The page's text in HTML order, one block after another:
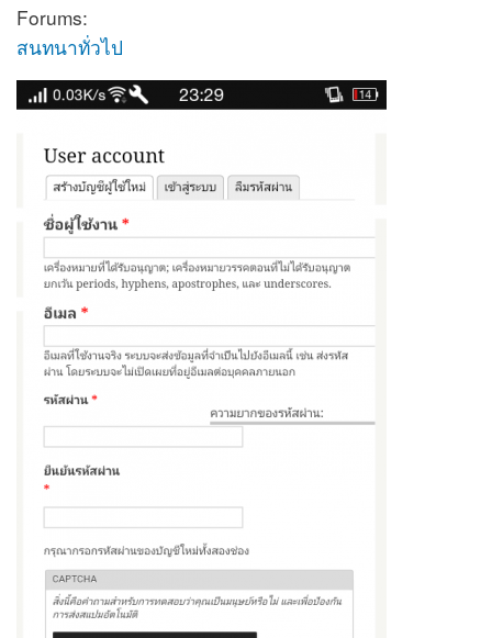
Forums:
สนทนาทั่วไป